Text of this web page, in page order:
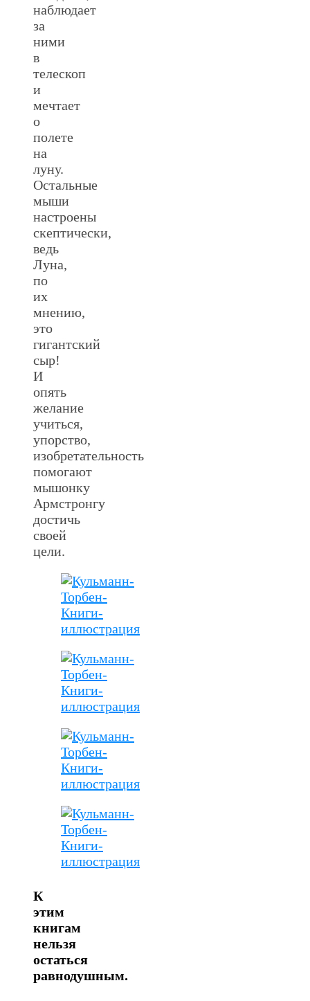
наблюдает
за
ними
в
телескоп
и
мечтает
о
полете
на
луну.
Остальные
мыши
настроены
скептически,
ведь
Луна,
по
их
мнению,
это
гигантский
сыр!
И
опять
желание
учиться,
упорство,
изобретательность
помогают
мышонку
Армстронгу
достичь
своей
цели.
К
этим
книгам
нельзя
остаться
равнодушным.